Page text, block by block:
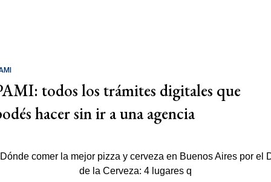
todos los trámites digitales que
hacer sin ir a una agencia